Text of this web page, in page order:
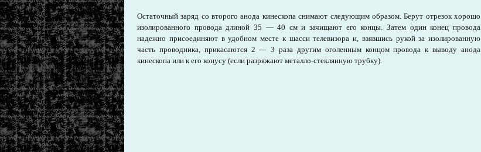
Остаточный заряд со второго анода кинескопа снимают следующим образом. Берут отрезок хорошо
изолированного провода длиной 35 — 40 см и зачищают его концы. Затем один конец провода
надежно присоединяют в удобном месте к шасси телевизора и, взявшись рукой за изолированную
часть проводника, прикасаются 2 — 3 раза другим оголенным концом провода к выводу анода
кинескопа или к его конусу (если разряжают металло-стеклянную трубку).